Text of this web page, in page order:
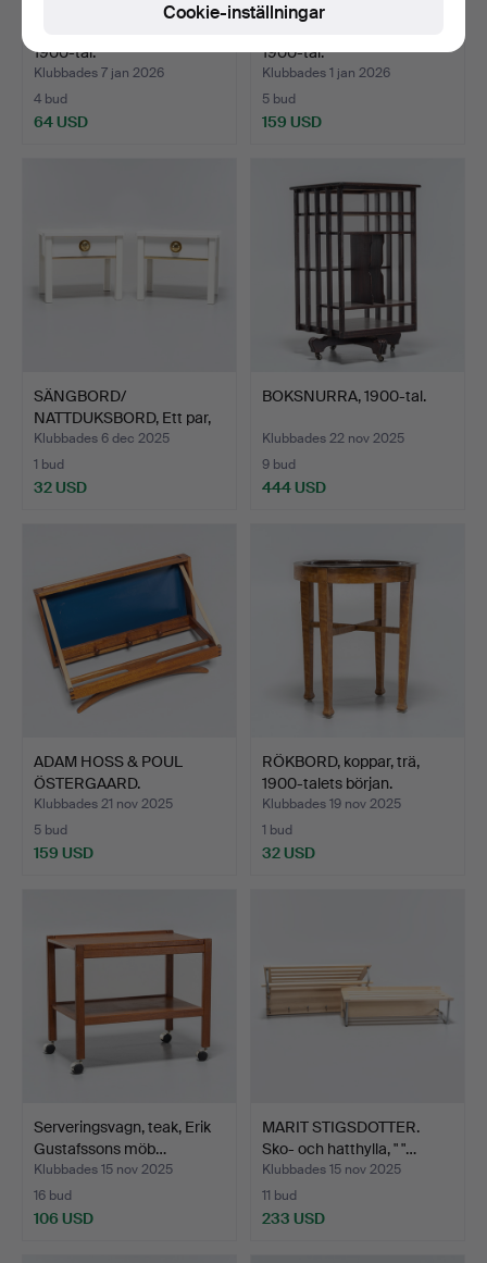
1900-tal.
Klubbades 7 jan 2026
4 bud
64 USD
1900-tal.
Klubbades 1 jan 2026
5 bud
159 USD
SÄNGBORD/
NATTDUKSBORD, Ett par,
19-/2000-…
Klubbades 6 dec 2025
1 bud
32 USD
BOKSNURRA, 1900-tal.
Klubbades 22 nov 2025
9 bud
444 USD
ADAM HOSS & POUL
ÖSTERGAARD.
Klädhängare/h…
Klubbades 21 nov 2025
5 bud
159 USD
RÖKBORD, koppar, trä,
1900-talets början.
Klubbades 19 nov 2025
1 bud
32 USD
Serveringsvagn, teak, Erik
Gustafssons möb…
Klubbades 15 nov 2025
16 bud
106 USD
MARIT STIGSDOTTER.
Sko- och hatthylla, " "…
Klubbades 15 nov 2025
11 bud
233 USD
Cookie-inställningar